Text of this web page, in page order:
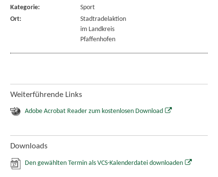
Kategorie:
Sport
Ort:
Stadtradelaktion
im Landkreis
Pfaffenhofen
Weiterführende Links
Adobe Acrobat Reader zum kostenlosen Download
Downloads
Den gewählten Termin als VCS-Kalenderdatei downloaden